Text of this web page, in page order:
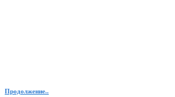
Продолжение..